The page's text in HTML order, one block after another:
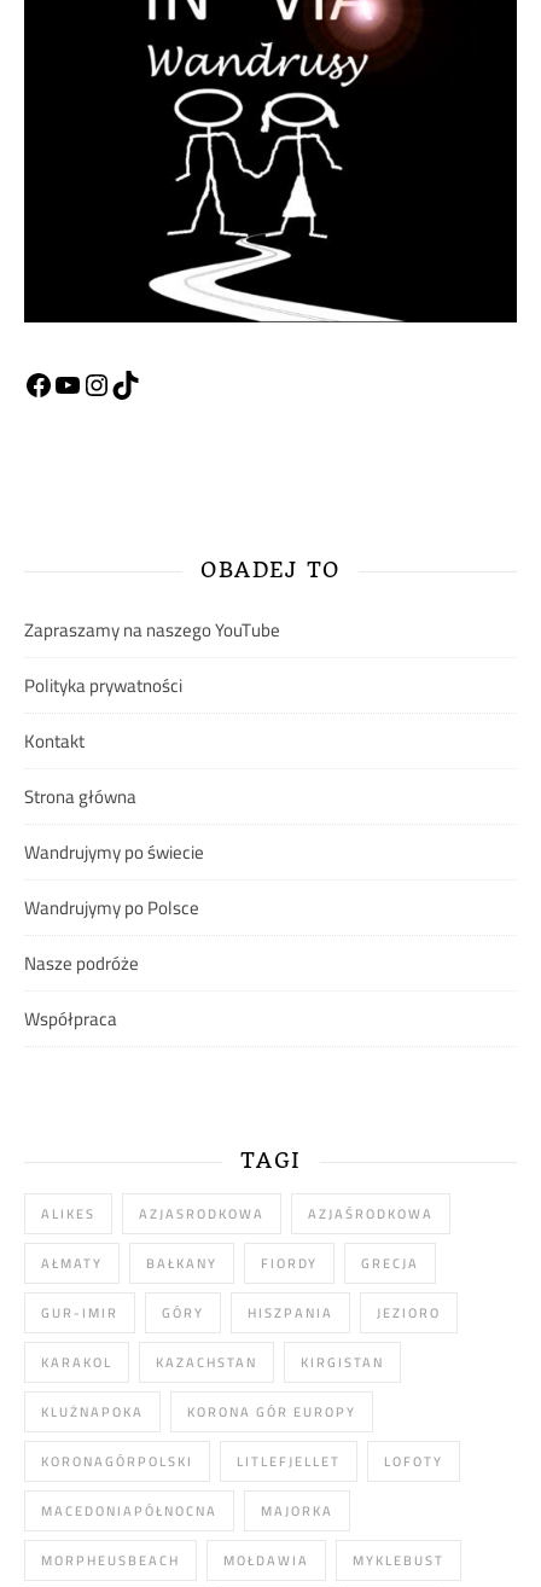
Facebook
YouTube
Instagram
OBADEJ TO
Zapraszamy na naszego YouTube
Polityka prywatności
Kontakt
Strona główna
Wandrujymy po świecie
Wandrujymy po Polsce
Nasze podróże
Współpraca
TAGI
ALIKES AZJASRODKOWA AZJAŚRODKOWA
AŁMATY BAŁKANY FIORDY GRECJA
GUR-IMIR GÓRY HISZPANIA JEZIORO
KARAKOL KAZACHSTAN KIRGISTAN
KLUŻNAPOKA KORONA GÓR EUROPY
KORONAGÓRPOLSKI LITLEFJELLET LOFOTY
MACEDONIAPÓŁNOCNA MAJORKA
MORPHEUSBEACH MOŁDAWIA MYKLEBUST